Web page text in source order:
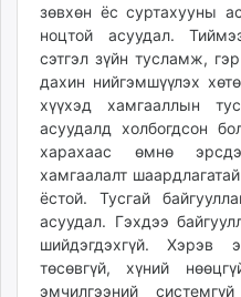
зөвхөн ёс суртахууны
ноцтой асуудал.
сэтгэл зүйн тусламж,
дахин нийгэмшүүлэх
хүүхэд хамгааллын
асуудалд холбогдсон
харахаас өмнө
хамгаалалт
ёстой. Тусгай
асуудал. Гэхдээ
шийдэгдэхгүй. Хэрэв
төсөвгүй, хүний
эмчилгээний